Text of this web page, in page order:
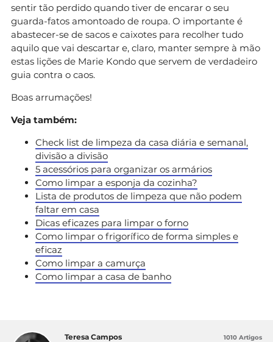
sentir tão perdido quando tiver de encarar o seu
guarda-fatos amontoado de roupa. O importante é
abastecer-se de sacos e caixotes para recolher tudo
aquilo que vai descartar e, claro, manter sempre à mão
estas lições de Marie Kondo que servem de verdadeiro
guia contra o caos.
Boas arrumações!
Veja também:
Check list de limpeza da casa diária e semanal,
divisão a divisão
5 acessórios para organizar os armários
Como limpar a esponja da cozinha?
Lista de produtos de limpeza que não podem
faltar em casa
Dicas eficazes para limpar o forno
Como limpar o frigorífico de forma simples e
eficaz
Como limpar a camurça
Como limpar a casa de banho
Teresa Campos 1010 Artigos